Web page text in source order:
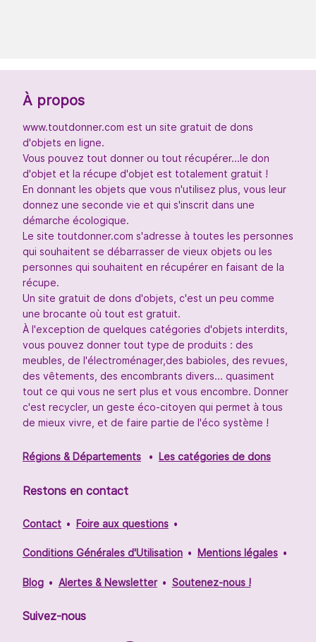
À propos
www.toutdonner.com est un site gratuit de dons
d'objets en ligne.
Vous pouvez tout donner ou tout récupérer...le don
d'objet et la récupe d'objet est totalement gratuit !
En donnant les objets que vous n'utilisez plus, vous leur
donnez une seconde vie et qui s'inscrit dans une
démarche écologique.
Le site toutdonner.com s'adresse à toutes les personnes
qui souhaitent se débarrasser de vieux objets ou les
personnes qui souhaitent en récupérer en faisant de la
récupe.
Un site gratuit de dons d'objets, c'est un peu comme
une brocante où tout est gratuit.
À l'exception de quelques catégories d'objets interdits,
vous pouvez donner tout type de produits : des
meubles, de l'électroménager,des babioles, des revues,
des vêtements, des encombrants divers... quasiment
tout ce qui vous ne sert plus et vous encombre. Donner
c'est recycler, un geste éco-citoyen qui permet à tous
de mieux vivre, et de faire partie de l'éco système !
Régions & Départements Les catégories de dons
Restons en contact
Contact Foire aux questions
Conditions Générales d'Utilisation Mentions légales
Blog Alertes & Newsletter Soutenez-nous !
Suivez-nous